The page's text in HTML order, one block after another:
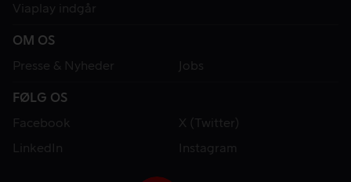
Viaplay indgår
OM OS
Presse & Nyheder
Jobs
FØLG OS
Facebook
X (Twitter)
LinkedIn
Instagram